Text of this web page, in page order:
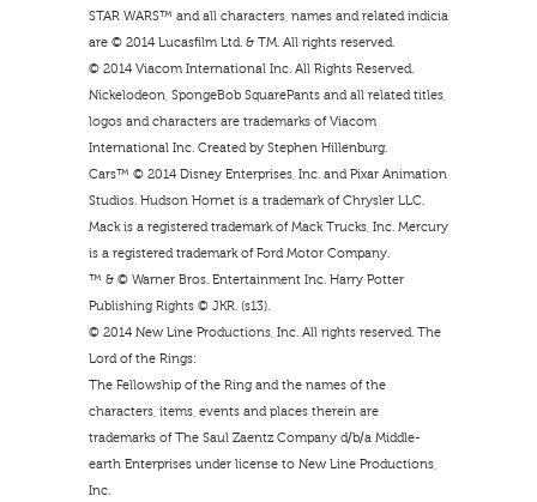
STAR WARS™ and all characters, names and related indicia
are © 2014 Lucasfilm Ltd. & TM. All rights reserved.
© 2014 Viacom International Inc. All Rights Reserved.
Nickelodeon, SpongeBob SquarePants and all related titles,
logos and characters are trademarks of Viacom
International Inc. Created by Stephen Hillenburg.
Cars™ © 2014 Disney Enterprises, Inc. and Pixar Animation
Studios. Hudson Hornet is a trademark of Chrysler LLC.
Mack is a registered trademark of Mack Trucks, Inc. Mercury
is a registered trademark of Ford Motor Company.
™ & © Warner Bros. Entertainment Inc. Harry Potter
Publishing Rights © JKR. (s13).
© 2014 New Line Productions, Inc. All rights reserved. The
Lord of the Rings:
The Fellowship of the Ring and the names of the
characters, items, events and places therein are
trademarks of The Saul Zaentz Company d/b/a Middle-
earth Enterprises under license to New Line Productions,
Inc.